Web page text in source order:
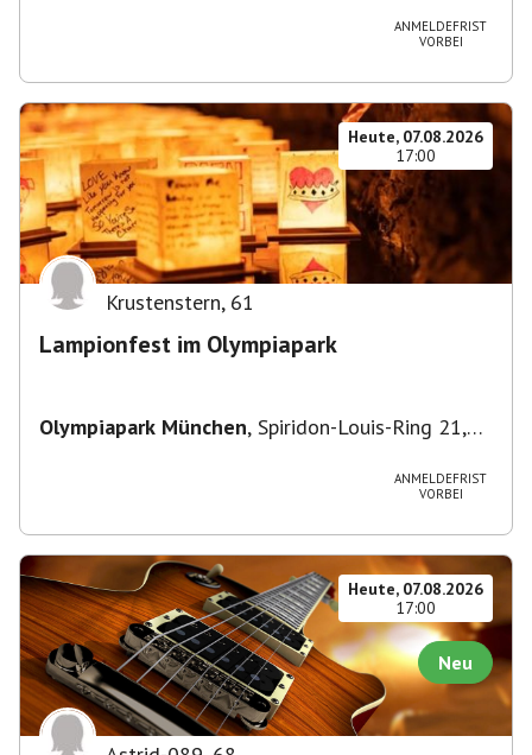
ANMELDEFRIST
VORBEI
Heute, 07.08.2026
17:00
Krustenstern, 61
Lampionfest im Olympiapark
Olympiapark München, Spiridon-Louis-Ring 21,
ANMELDEFRIST
VORBEI
Heute, 07.08.2026
17:00
Neu